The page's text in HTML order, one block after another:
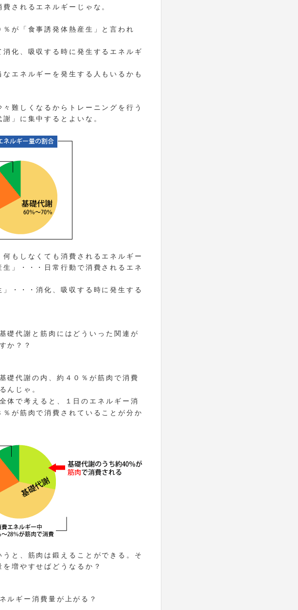
されるエネルギーじゃな。
％が「食事誘発体熱産生」と言われ
消化、吸収する時に発生するエネルギ
エネルギーを発生する人もいるかも
々難しくなるからトレーニングを行う
謝」に集中するとよいな。
何もしなくても消費されるエネルギー
生」・・・日常行動で消費されるエネ
」・・・消化、吸収する時に発生する
礎代謝と筋肉にはどういった関連が
か？？
礎代謝の内、約４０％が筋肉で消費
んじゃ。
体で考えると、１日のエネルギー消
％が筋肉で消費されていることが分か
と、筋肉は鍛えることができる。そ
増やすせばどうなるか？
ルギー消費量が上がる？